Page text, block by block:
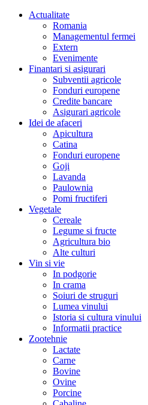
Actualitate
Romania
Managementul fermei
Extern
Evenimente
Finantari si asigurari
Subventii agricole
Fonduri europene
Credite bancare
Asigurari agricole
Idei de afaceri
Apicultura
Catina
Fonduri europene
Goji
Lavanda
Paulownia
Pomi fructiferi
Vegetale
Cereale
Legume si fructe
Agricultura bio
Alte culturi
Vin si vie
In podgorie
In crama
Soiuri de struguri
Lumea vinului
Istoria si cultura vinului
Informatii practice
Zootehnie
Lactate
Carne
Bovine
Ovine
Porcine